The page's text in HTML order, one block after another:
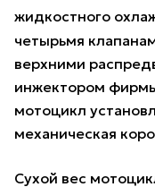
жидкостного
четырьмя
верхними
инжектором
мотоцикл
механическая
Cухой вес